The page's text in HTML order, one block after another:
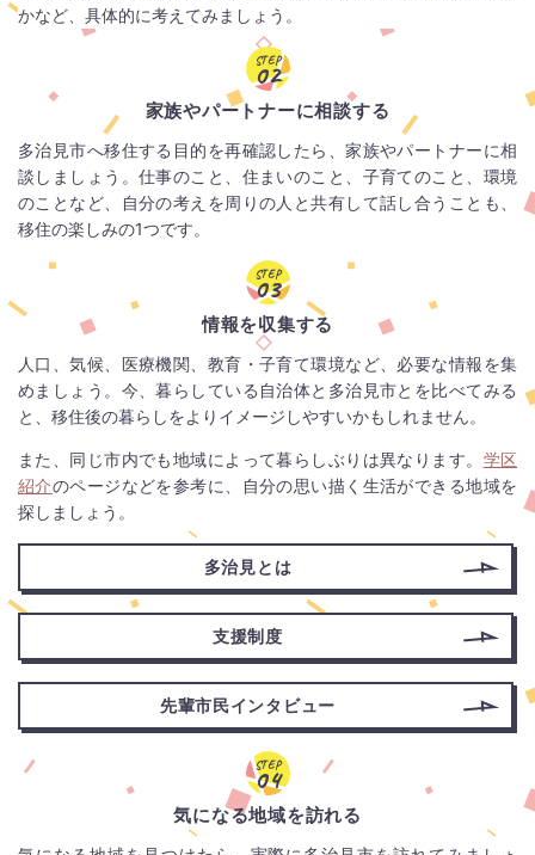
かなど、具体的に考えてみましょう。
STEP
02
家族やパートナーに相談する
多治見市へ移住する目的を再確認したら、家族やパートナーに相
談しましょう。仕事のこと、住まいのこと、子育てのこと、環境
のことなど、自分の考えを周りの人と共有して話し合うことも、
移住の楽しみの1つです。
STEP
03
情報を収集する
人口、気候、医療機関、教育・子育て環境など、必要な情報を集
めましょう。今、暮らしている自治体と多治見市とを比べてみる
と、移住後の暮らしをよりイメージしやすいかもしれません。
また、同じ市内でも地域によって暮らしぶりは異なります。 学区
紹介のページなどを参考に、自分の思い描く生活ができる地域を
探しましょう。
多治見とは
支援制度
先輩市民インタビュー
STEP
04
気になる地域を訪れる